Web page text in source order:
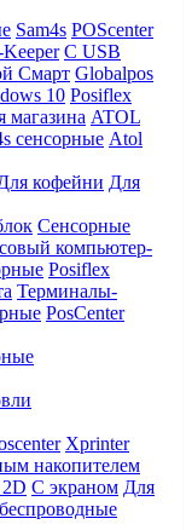
Sam4s POScenter
С USB
Смарт Globalpos
10 Posiflex
магазина ATOL
сенсорные Atol
кофейни Для
Сенсорные
компьютер-
Posiflex
Терминалы-
PosCenter
Xprinter
накопителем
С экраном Для